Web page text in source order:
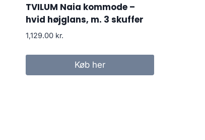
TVILUM Naia kommode –
hvid højglans, m. 3 skuffer
1,129.00 kr.
Køb her